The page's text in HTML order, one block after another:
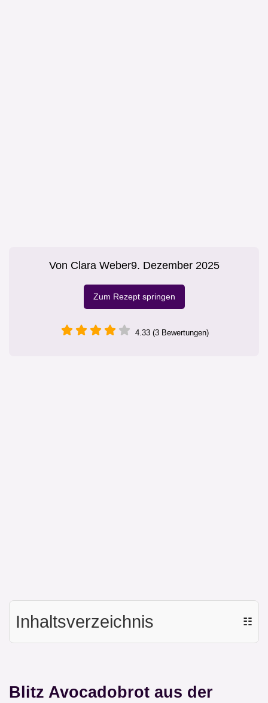
Von Clara Weber9. Dezember 2025
Zum Rezept springen
4.33 (3 Bewertungen)
Inhaltsverzeichnis ☷
Blitz Avocadobrot aus der